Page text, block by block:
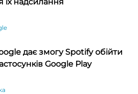
дає змогу Spotify обійти
Google Play